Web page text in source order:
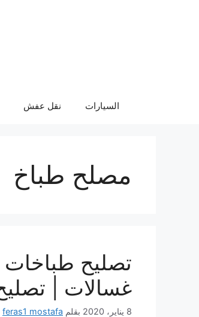
السيارات نقل عفش
مصلح طباخ
غسالات |
8 يناير، 2020 بقلم feras1 mostafa